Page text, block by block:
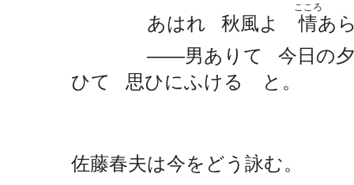
あはれ 秋風よ 情
こころ
あ
――男ありて
今日の
ひて
思ひにふける と。
佐藤春夫は今をどう詠む。